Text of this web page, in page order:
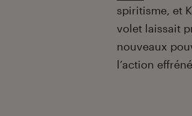
spiritisme, et
volet laissait
nouveaux
l’action